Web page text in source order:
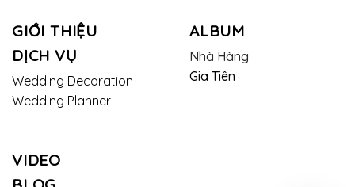
GIỚI THIỆU
DỊCH VỤ
Wedding Decoration
Wedding Planner
ALBUM
Nhà Hàng
Gia Tiên
VIDEO